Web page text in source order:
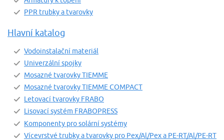
PPR trubky a tvarovky
Hlavní katalog
Vodoinstalační materiál
Univerzální spojky
Mosazné tvarovky TIEMME
Mosazné tvarovky TIEMME COMPACT
Letovací tvarovky FRABO
Lisovací systém FRABOPRESS
Komponenty pro solární systémy
Vícevrstvé trubky a tvarovky pro Pex/Al/Pex a PE-RT/Al/PE-RT